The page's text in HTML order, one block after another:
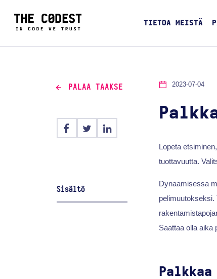
TIETOA MEISTÄ
PALAA TAAKSE
Sisältö
2023-07-04
Lopeta
tuottavuutta.
Dynaamisessa
pelimuutokseksi.
Saattaa olla aika